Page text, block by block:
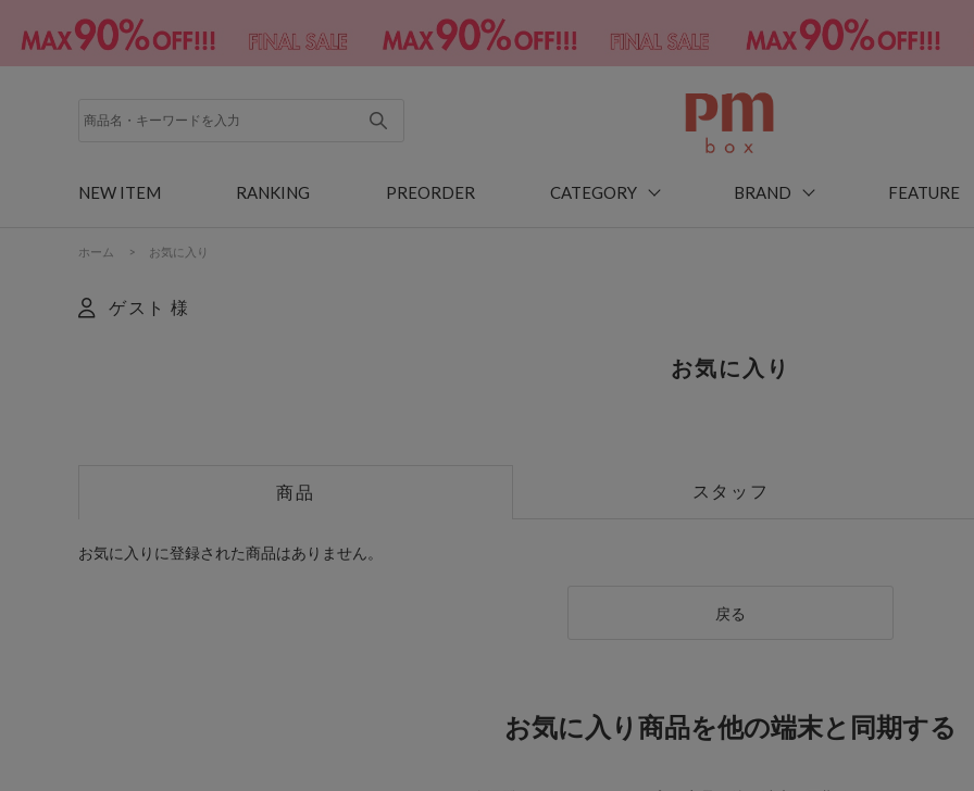
NEW ITEM RANKING PREORDER CATEGORY BRAND FEATURE
ホーム > お気に入り
ゲスト 様
お気に入り
商品 スタッフ
お気に入りに登録された商品はありません。
戻る
お気に入り商品を他の端末と同期する